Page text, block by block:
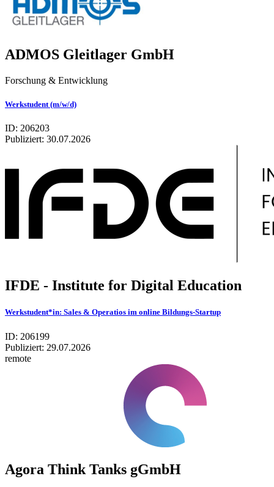
ADMOS Gleitlager GmbH
Forschung & Entwicklung
Werkstudent (m/w/d)
ID: 206203
Publiziert: 30.07.2026
IFDE - Institute for Digital Education
Werkstudent*in: Sales & Operatios im online Bildungs-Startup
ID: 206199
Publiziert: 29.07.2026
remote
Agora Think Tanks gGmbH